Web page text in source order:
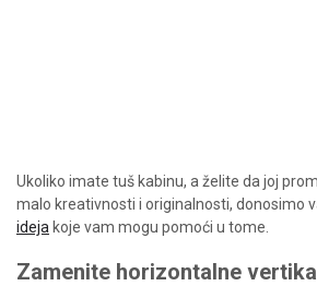
Ukoliko imate tuš kabinu, a želite da joj
malo kreativnosti i originalnosti, donosimo
ideja koje vam mogu pomoći u tome.
Zamenite horizontalne